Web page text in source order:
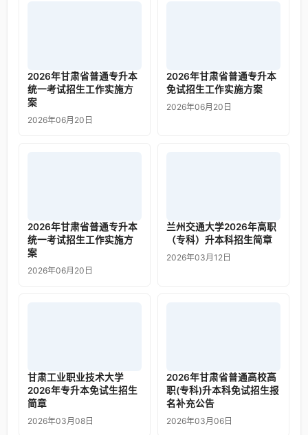
2026年甘肃省普通专升本
统一考试招生工作实施方
案
2026年06月20日
2026年甘肃省普通专升本
免试招生工作实施方案
2026年06月20日
2026年甘肃省普通专升本
统一考试招生工作实施方
案
2026年06月20日
兰州交通大学2026年高职
（专科）升本科招生简章
2026年03月12日
甘肃工业职业技术大学
2026年专升本免试生招生
简章
2026年03月08日
2026年甘肃省普通高校高
职(专科)升本科免试招生报
名补充公告
2026年03月06日